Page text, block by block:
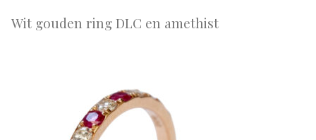
Wit gouden ring DLC en amethist